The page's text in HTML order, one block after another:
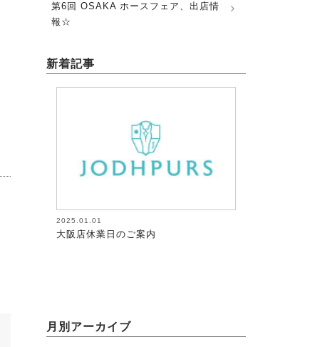
第6回 OSAKA ホースフェア、出店情
報☆
新着記事
馬術（17）【～馬にたずさわる人全て
月別アーカイブ